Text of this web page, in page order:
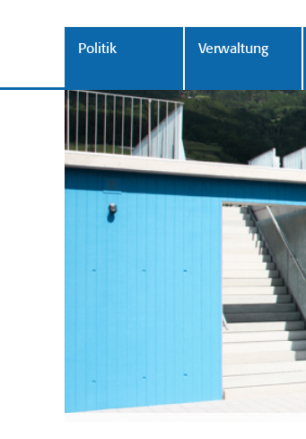
Politik Verwaltung